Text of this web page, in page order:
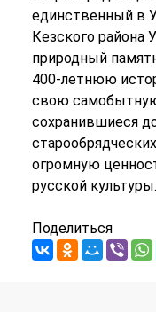
единственный в
Кезского района
природный
400-летнюю
свою самобытную
сохранившиеся
огромную
русской культуры.
Поделиться